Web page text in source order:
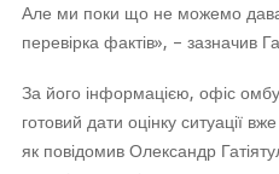
Але ми поки що не можемо
перевірка фактів», – зазначив
За його інформацією, офіс
готовий дати оцінку ситуації
як повідомив Олександр